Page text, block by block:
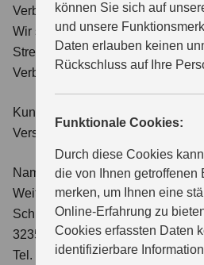
können Sie sich auf
und unsere
Daten erlauben keinen
Rückschluss auf Ihre
Funktionale Cookies:
Durch diese Cookies
die von Ihnen getroffenen
merken, um Ihnen eine
Online-Erfahrung zu
Cookies erfassten Daten
identifizierbare
Verbraucher­streit­beilegung/
Wir sind nicht bereit oder
Streitbeilegungsverfahren vor
Verbraucherschlichtungsstelle
Kundeninformation gemäß § 11
Versicherungsvermittlung
Name und Anschrift:
Weitkamp Verwaltungs GmbH
Schröttinghauser Str. 23
32351 Stemwede-Levern
Tel. 05745 9211-0